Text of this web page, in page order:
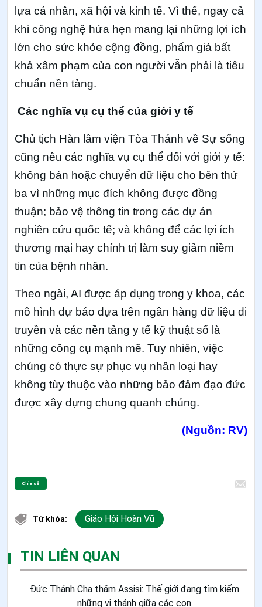
lựa cá nhân, xã hội và kinh tế. Vì thế, ngay cả
khi công nghệ hứa hẹn mang lại những lợi ích
lớn cho sức khỏe cộng đồng, phẩm giá bất
khả xâm phạm của con người vẫn phải là tiêu
chuẩn nền tảng.
Các nghĩa vụ cụ thể của giới y tế
Chủ tịch Hàn lâm viện Tòa Thánh về Sự sống
cũng nêu các nghĩa vụ cụ thể đối với giới y tế:
không bán hoặc chuyển dữ liệu cho bên thứ
ba vì những mục đích không được đồng
thuận; bảo vệ thông tin trong các dự án
nghiên cứu quốc tế; và không để các lợi ích
thương mại hay chính trị làm suy giảm niềm
tin của bệnh nhân.
Theo ngài, AI được áp dụng trong y khoa, các
mô hình dự báo dựa trên ngân hàng dữ liệu di
truyền và các nền tảng y tế kỹ thuật số là
những công cụ mạnh mẽ. Tuy nhiên, việc
chúng có thực sự phục vụ nhân loại hay
không tùy thuộc vào những bảo đảm đạo đức
được xây dựng chung quanh chúng.
(Nguồn: RV)
Chia sẻ
Từ khóa: Giáo Hội Hoàn Vũ
TIN LIÊN QUAN
Đức Thánh Cha thăm Assisi: Thế giới đang tìm kiếm
những vị thánh giữa các con